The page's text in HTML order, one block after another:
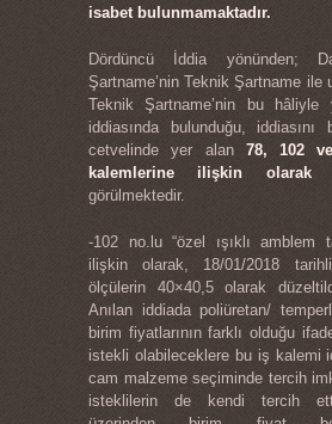
isabet bulunmamaktadır.
Dördüncü İddia yönünden;
Şartname’nin Teknik Şartname ile
Teknik Şartname’nin bu hâliyle
iddiasında bulunduğu,
cetvelinde yer alan 78, 102
kalemlerine ilişkin olarak
görülmektedir.
-102 no.lu “özel ışıklı amblem
ilişkin olarak, 18/01/2018
ölçülerin 40×40,5 olarak
Anılan iddiada poliüretan/
birim fiyatlarının farklı olduğu
istekli olabileceklere bu iş kalemi
cam malzeme seçiminde tercih
isteklilerin de kendi tercih